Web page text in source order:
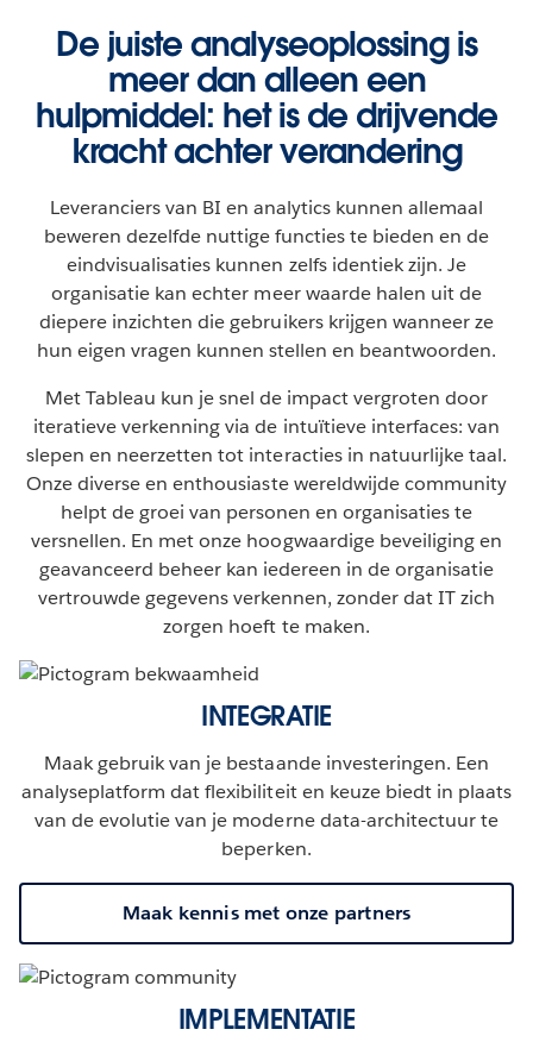
De juiste analyseoplossing is
meer dan alleen een
hulpmiddel: het is de drijvende
kracht achter verandering
Leveranciers van BI en analytics kunnen allemaal
beweren dezelfde nuttige functies te bieden en de
eindvisualisaties kunnen zelfs identiek zijn. Je
organisatie kan echter meer waarde halen uit de
diepere inzichten die gebruikers krijgen wanneer ze
hun eigen vragen kunnen stellen en beantwoorden.
Met Tableau kun je snel de impact vergroten door
iteratieve verkenning via de intuïtieve interfaces: van
slepen en neerzetten tot interacties in natuurlijke taal.
Onze diverse en enthousiaste wereldwijde community
helpt de groei van personen en organisaties te
versnellen. En met onze hoogwaardige beveiliging en
geavanceerd beheer kan iedereen in de organisatie
vertrouwde gegevens verkennen, zonder dat IT zich
zorgen hoeft te maken.
INTEGRATIE
Maak gebruik van je bestaande investeringen. Een
analyseplatform dat flexibiliteit en keuze biedt in plaats
van de evolutie van je moderne data-architectuur te
beperken.
Maak kennis met onze partners
IMPLEMENTATIE